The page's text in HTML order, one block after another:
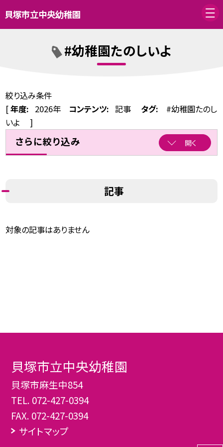
貝塚市立中央幼稚園
#幼稚園たのしいよ
絞り込み条件
[年度: 2026年 コンテンツ: 記事 タグ:
#幼稚園たのし
いよ
]
さらに絞り込み 開く
記事
対象の記事はありません
貝塚市立中央幼稚園
貝塚市麻生中854
TEL. 072-427-0394
FAX. 072-427-0394
サイトマップ